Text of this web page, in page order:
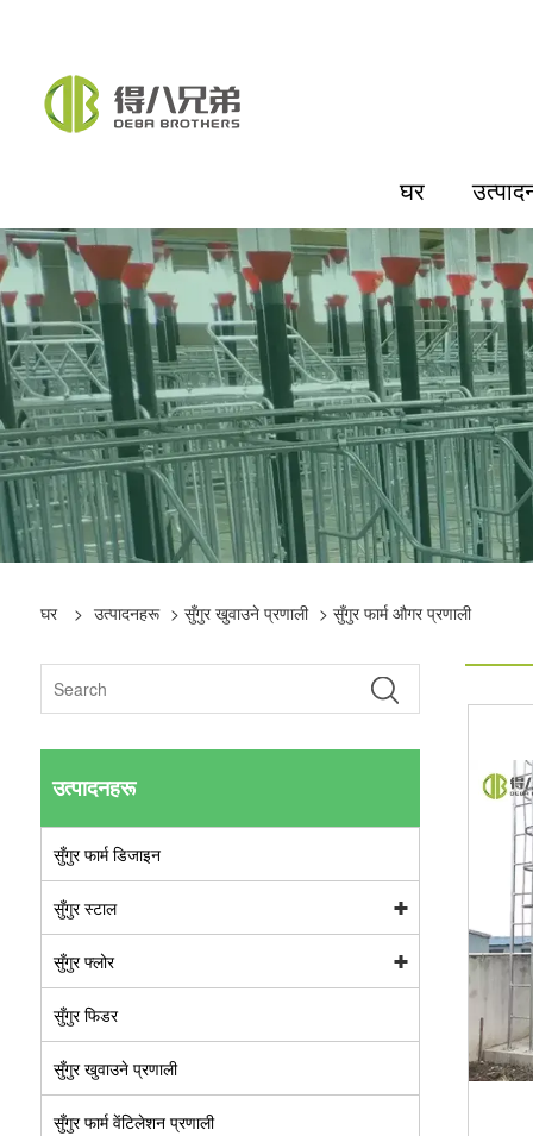
घर
घर > उत्पादनहरू > सुँगुर खुवाउने प्रणाली > सुँगुर फार्म औगर प्रणाली
उत्पादनहरू
सुँगुर फार्म डिजाइन
सुँगुर स्टाल
सुँगुर फ्लोर
सुँगुर फिडर
सुँगुर खुवाउने प्रणाली
सुँगुर फार्म वेंटिलेशन प्रणाली